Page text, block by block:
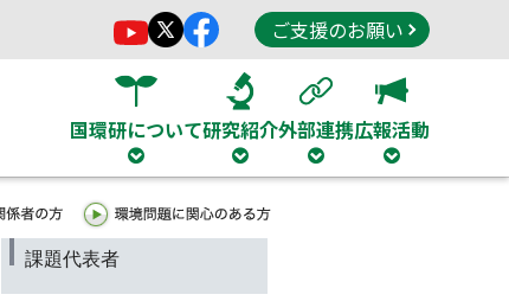
ご支援のお願い
国環研について研究紹介外部連携広報活動
課題代表者